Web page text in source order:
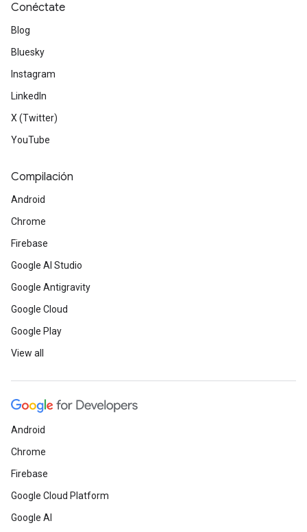
Conéctate
Blog
Bluesky
Instagram
LinkedIn
X (Twitter)
YouTube
Compilación
Android
Chrome
Firebase
Google AI Studio
Google Antigravity
Google Cloud
Google Play
View all
Android
Chrome
Firebase
Google Cloud Platform
Google AI